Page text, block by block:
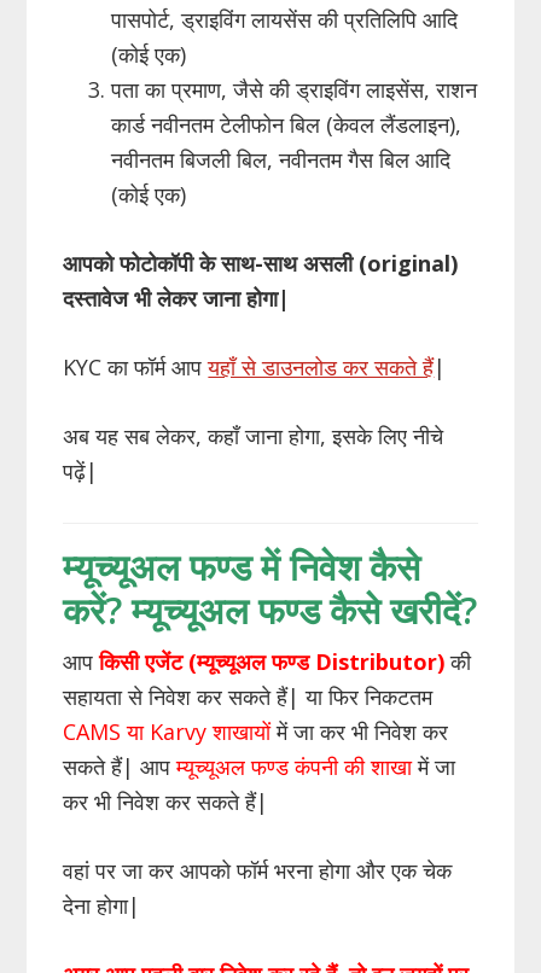
पासपोर्ट, ड्राइविंग लायसेंस की प्रतिलिपि आदि
(कोई एक)
पता का प्रमाण, जैसे की ड्राइविंग लाइसेंस, राशन
कार्ड नवीनतम टेलीफोन बिल (केवल लैंडलाइन),
नवीनतम बिजली बिल, नवीनतम गैस बिल आदि
(कोई एक)
आपको फोटोकॉपी के साथ-साथ असली (original)
दस्तावेज भी लेकर जाना होगा|
KYC का फॉर्म आपयहाँ से डाउनलोड कर सकते हैं|
अब यह सब लेकर, कहाँ जाना होगा, इसके लिए नीचे
पढ़ें|
म्यूच्यूअल फण्ड में निवेश कैसे
करें? म्यूच्यूअल फण्ड कैसे खरीदें?
आपकिसी एजेंट (म्यूच्यूअल फण्ड Distributor)की
सहायता से निवेश कर सकते हैं| या फिर निकटतम
CAMS या Karvy शाखायोंमें जा कर भी निवेश कर
सकते हैं| आपम्यूच्यूअल फण्ड कंपनी की शाखामें जा
कर भी निवेश कर सकते हैं|
वहां पर जा कर आपको फॉर्म भरना होगा और एक चेक
देना होगा|